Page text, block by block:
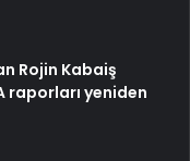
Rojin Kabaiş
raporları yeniden